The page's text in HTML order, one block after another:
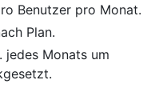
Benutzer pro Monat.
Plan.
jedes Monats um